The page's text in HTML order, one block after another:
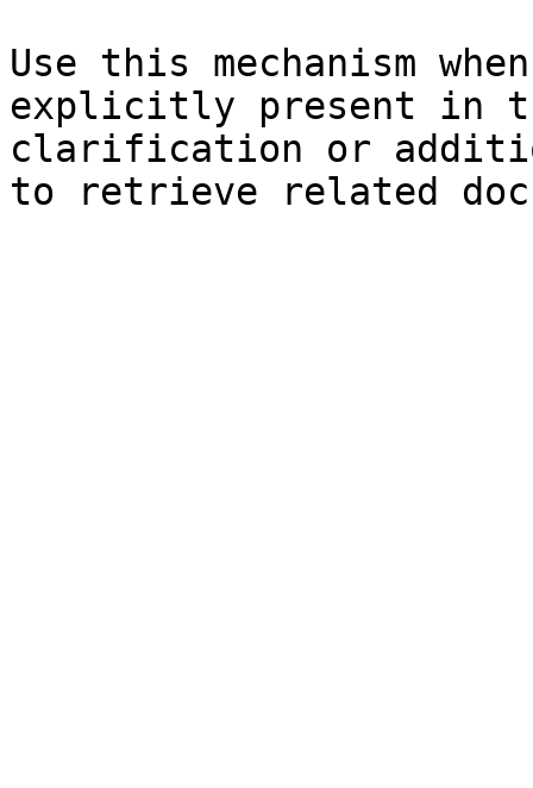
Use this mechanism
explicitly present in
clarification or